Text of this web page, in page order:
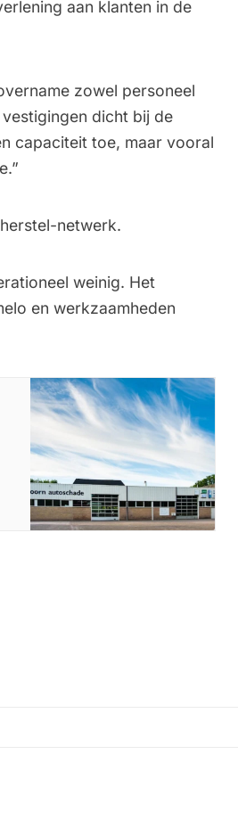
aan klanten in de
zowel personeel
dicht bij de
capaciteit toe, maar vooral
netwerk.
weinig. Het
en werkzaamheden